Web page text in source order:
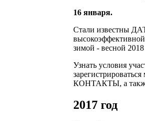
16 января.
Стали известны
зимой - весной
Узнать условия
КОНТАКТЫ, а также
2017 год